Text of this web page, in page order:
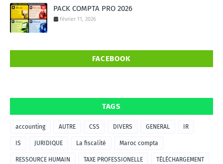
PACK COMPTA PRO 2026
février 11, 2026
FACEBOOK
TAGS
accounting AUTRE CSS DIVERS GENERAL IR
IS JURIDIQUE La fiscalité Maroc compta
RESSOURCE HUMAIN TAXE PROFESSIONELLE TÉLÉCHARGEMENT